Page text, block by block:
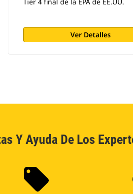
Ver Detalles
Y Ayuda De Los